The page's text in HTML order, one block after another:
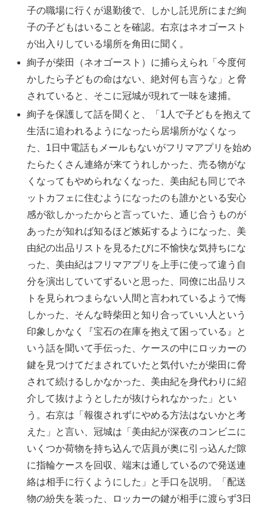
子の職場に行くが退勤後で、しかし託児所にまだ絢
子の子どもはいることを確認。右京はネオゴースト
が出入りしている場所を角田に聞く。
絢子が柴田（ネオゴースト）に捕らえられ「今度何
かしたら子どもの命はない、絶対何も言うな」と脅
されていると、そこに冠城が現れて一味を逮捕。
絢子を保護して話を聞くと、「1人で子どもを抱えて
生活に追われるようになったら居場所がなくなっ
た、1日中電話もメールもないがフリマアプリを始め
たらたくさん連絡が来てうれしかった、売る物がな
くなってもやめられなくなった、美由紀も同じでネ
ットカフェに住むようになったのも誰かといる安心
感が欲しかったからと言っていた、通じ合うものが
あったが知れば知るほど嫉妬するようになった、美
由紀の出品リストを見るたびに不愉快な気持ちにな
った、美由紀はフリマアプリを上手に使って違う自
分を演出していてずるいと思った、同僚に出品リス
トを見られつまらない人間と言われているようで悔
しかった、そんな時柴田と知り合っていい人という
印象しかなく『宝石の在庫を抱えて困っている』と
いう話を聞いて手伝った、ケースの中にロッカーの
鍵を見つけてだまされていたと気付いたが柴田に脅
されて続けるしかなかった、美由紀を身代わりに紹
介して抜けようとしたが抜けられなかった」とい
う。右京は「報復されずにやめる方法はないかと考
えた」と言い、冠城は「美由紀が深夜のコンビニに
いくつか荷物を持ち込んで店員が奥に引っ込んだ隙
に指輪ケースを回収、端末は通しているので発送連
絡は相手に行くようにした」と手口を説明。「配送
物の紛失を装った、ロッカーの鍵が相手に渡らず3日